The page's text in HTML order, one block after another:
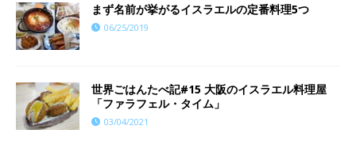
まず名前が挙がるイスラエルの定番料理5つ
06/25/2019
世界ごはんたべ記#15 大阪のイスラエル料理屋
「ファラフェル・タイム」
03/04/2021